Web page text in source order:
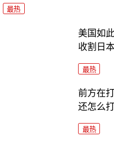
最热
美国如
收割日
最热
前方在
还怎么打
最热